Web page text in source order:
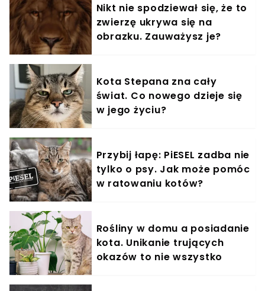
Nikt nie spodziewał się, że to
zwierzę ukrywa się na
obrazku. Zauważysz je?
Kota Stepana zna cały
świat. Co nowego dzieje się
w jego życiu?
Przybij łapę: PiESEL zadba nie
tylko o psy. Jak może pomóc
w ratowaniu kotów?
Rośliny w domu a posiadanie
kota. Unikanie trujących
okazów to nie wszystko